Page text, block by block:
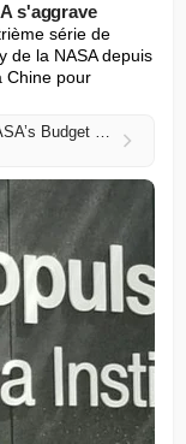
s'aggrave
série de
de la NASA depuis
Chine pour
JPL Hit With Another 550 Layoffs as NASA’s Budget Crisis Deepens